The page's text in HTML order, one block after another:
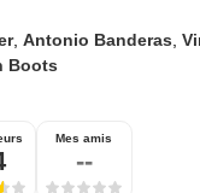
, Antonio Banderas
Boots
Mes amis
--